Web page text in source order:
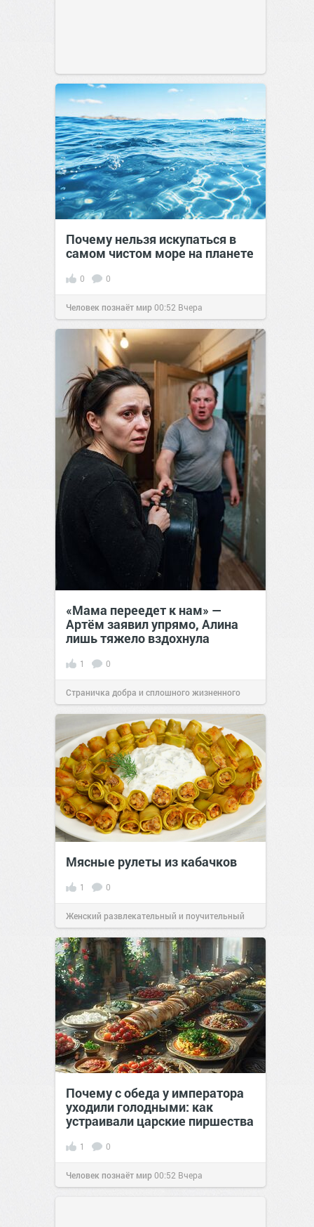
Почему нельзя искупаться в
самом чистом море на планете
0 0
Человек познаёт мир00:52 Вчера
«Мама переедет к нам» —
Артём заявил упрямо, Алина
лишь тяжело вздохнула
1 0
Страничка добра и сплошного жизненного
позитива!00:28Вчера
Мясные рулеты из кабачков
1 0
Женский развлекательный и поучительный
сайт.23:4106 авг 2026
Почему с обеда у императора
уходили голодными: как
устраивали царские пиршества
1 0
Человек познаёт мир00:52 Вчера